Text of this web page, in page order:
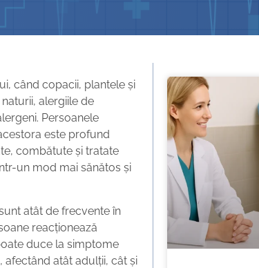
când copacii, plantele și
alergiile de
Persoanele
este profund
combătute și tratate
un mod mai sănătos și
atât de frecvente în
reacționează
duce la simptome
afectând atât adulții, cât și